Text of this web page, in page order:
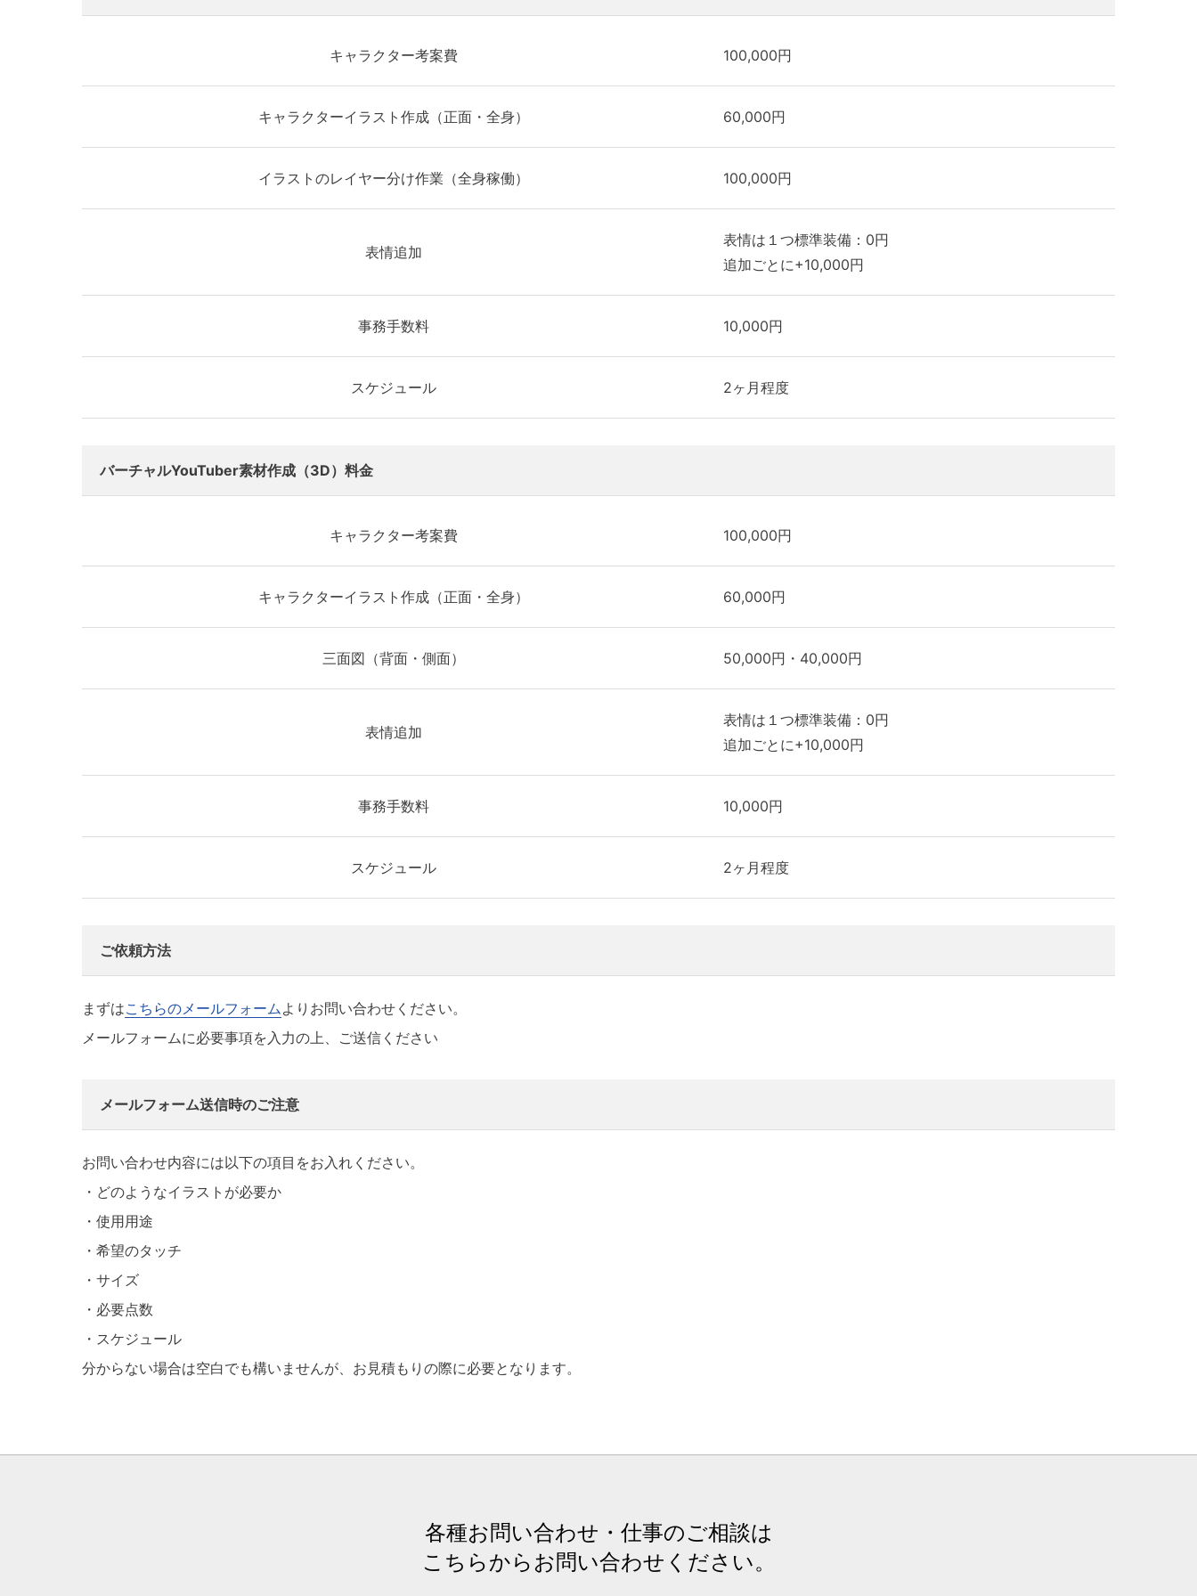
キャラクター考案費 100,000円
キャラクターイラスト作成（正面・全身） 60,000円
イラストのレイヤー分け作業（全身稼働） 100,000円
表情追加
表情は１つ標準装備：0円
追加ごとに+10,000円
事務手数料 10,000円
スケジュール 2ヶ月程度
バーチャルYouTuber素材作成（3D）料金
キャラクター考案費 100,000円
キャラクターイラスト作成（正面・全身） 60,000円
三面図（背面・側面） 50,000円・40,000円
表情追加
表情は１つ標準装備：0円
追加ごとに+10,000円
事務手数料 10,000円
スケジュール 2ヶ月程度
ご依頼方法
まずはこちらのメールフォームよりお問い合わせください。
メールフォームに必要事項を入力の上、ご送信ください
メールフォーム送信時のご注意
お問い合わせ内容には以下の項目をお入れください。
・どのようなイラストが必要か
・使用用途
・希望のタッチ
・サイズ
・必要点数
・スケジュール
分からない場合は空白でも構いませんが、お見積もりの際に必要となります。
各種お問い合わせ・仕事のご相談は
こちらからお問い合わせください。